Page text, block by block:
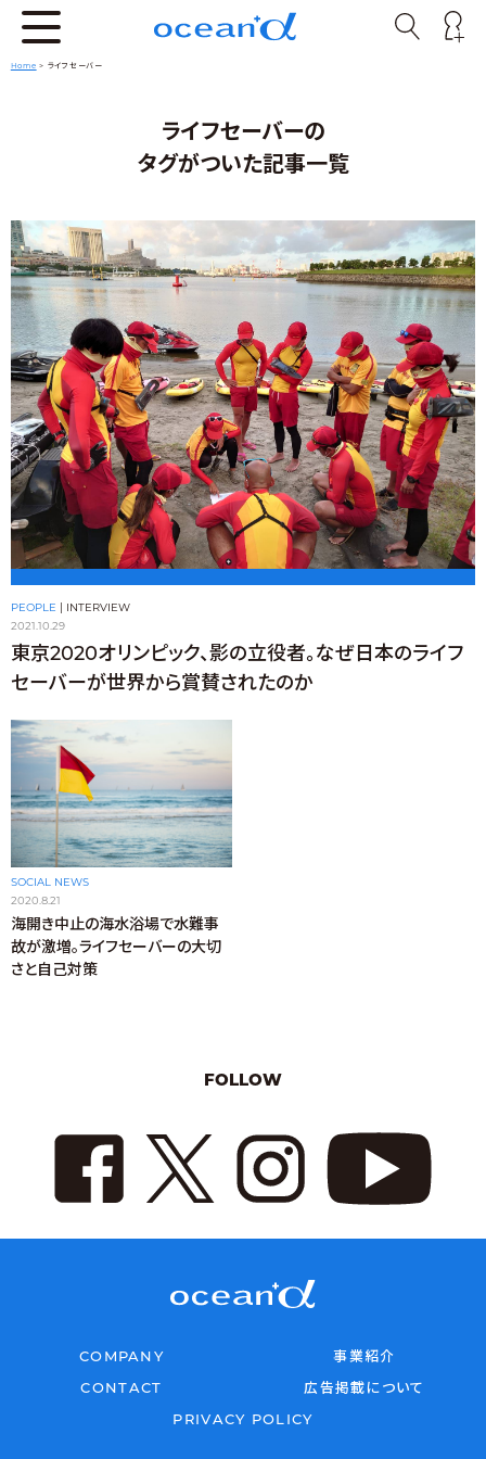
Home > ライフセーバー
ライフセーバーの
タグがついた記事一覧
PEOPLE
INTERVIEW
2021.10.29
東京2020オリンピック、影の立役者。なぜ日本のライフ
セーバーが世界から賞賛されたのか
SOCIAL NEWS
2020.8.21
海開き中止の海水浴場で水難事
故が激増。ライフセーバーの大切
さと自己対策
FOLLOW
COMPANY
事業紹介
CONTACT
広告掲載について
PRIVACY POLICY